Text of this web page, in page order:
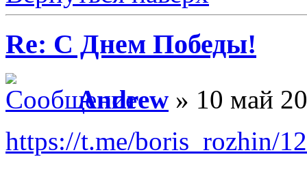
Re: С Днем Победы!
Andrew » 10 май
https://t.me/boris_rozhin/